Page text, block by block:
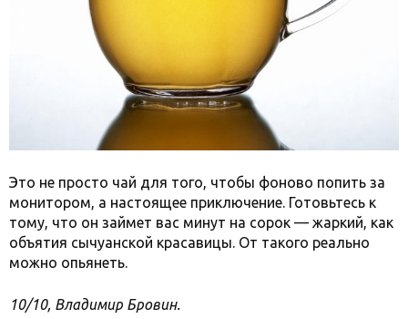
Это не просто чай для того, чтобы фоново попить за
монитором, а настоящее приключение. Готовьтесь к
тому, что он займет вас минут на сорок — жаркий, как
объятия сычуанской красавицы. От такого реально
можно опьянеть.
10/10, Владимир Бровин.